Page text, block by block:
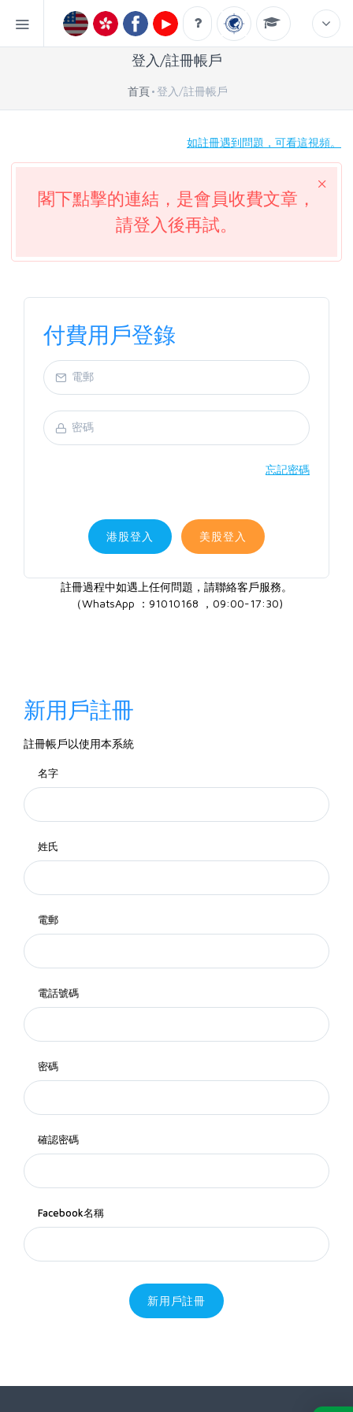
登入/註冊帳戶
首頁 登入/註冊帳戶
如註冊遇到問題，可看這視頻。
閣下點擊的連結，是會員收費文章，
請登入後再試。
付費用戶登錄
忘記密碼
港股登入 美股登入
註冊過程中如遇上任何問題，請聯絡客戶服務。
（WhatsApp ：91010168 ，09:00-17:30)
新用戶註冊
註冊帳戶以使用本系統
名字
姓氏
電郵
電話號碼
密碼
確認密碼
Facebook名稱
新用戶註冊